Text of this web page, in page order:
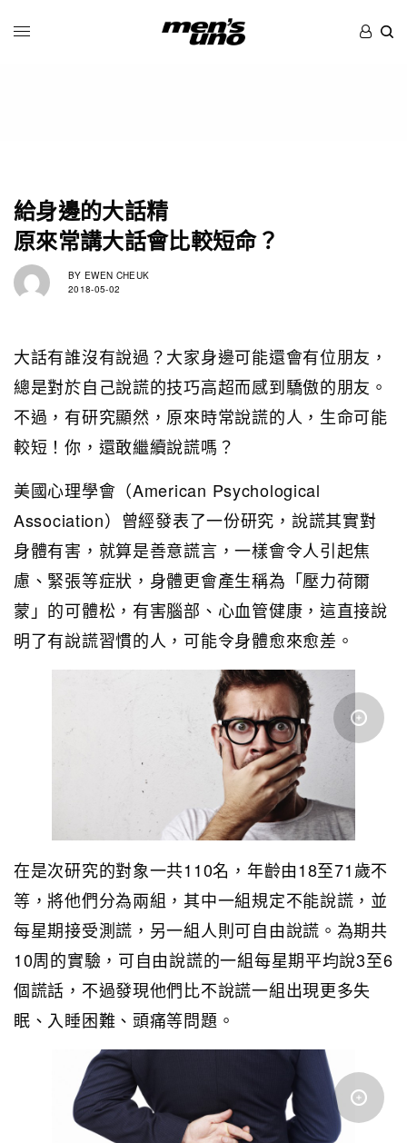
給身邊的大話精
原來常講大話會比較短命？
BY EWEN CHEUK
2018-05-02
大話有誰沒有說過？大家身邊可能還會有位朋友，
總是對於自己說謊的技巧高超而感到驕傲的朋友。
不過，有研究顯然，原來時常說謊的人，生命可能
較短！你，還敢繼續說謊嗎？
美國心理學會（American Psychological
Association）曾經發表了一份研究，說謊其實對
身體有害，就算是善意謊言，一樣會令人引起焦
慮、緊張等症狀，身體更會產生稱為「壓力荷爾
蒙」的可體松，有害腦部、心血管健康，這直接說
明了有說謊習慣的人，可能令身體愈來愈差。
在是次研究的對象一共110名，年齡由18至71歲不
等，將他們分為兩組，其中一組規定不能說謊，並
每星期接受測謊，另一組人則可自由說謊。為期共
10周的實驗，可自由說謊的一組每星期平均說3至6
個謊話，不過發現他們比不說謊一組出現更多失
眠、入睡困難、頭痛等問題。